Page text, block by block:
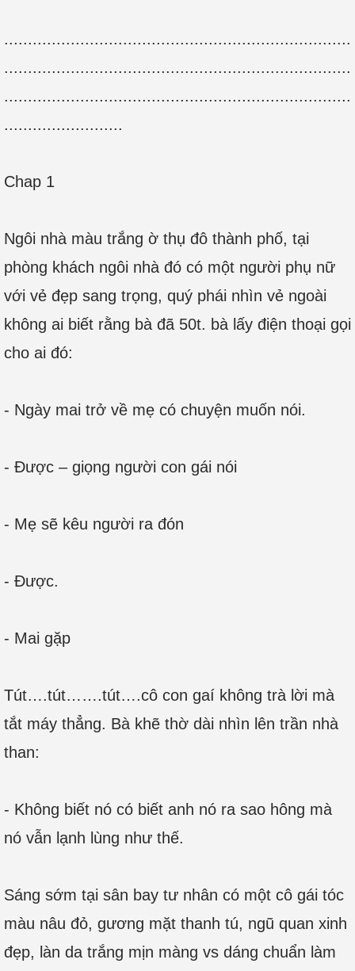
.........................................................................
.........................................................................
.........................................................................
.........................
Chap 1
Ngôi nhà màu trắng ờ thụ đô thành phố, tại
phòng khách ngôi nhà đó có một người phụ nữ
với vẻ đẹp sang trọng, quý phái nhìn vẻ ngoài
không ai biết rằng bà đã 50t. bà lấy điện thoại gọi
cho ai đó:
- Ngày mai trở về mẹ có chuyện muốn nói.
- Được – giọng người con gái nói
- Mẹ sẽ kêu người ra đón
- Được.
- Mai gặp
Tút….tút…….tút….cô con gaí không trà lời mà
tắt máy thẳng. Bà khẽ thờ dài nhìn lên trần nhà
than:
- Không biết nó có biết anh nó ra sao hông mà
nó vẫn lạnh lùng như thế.
Sáng sớm tại sân bay tư nhân có một cô gái tóc
màu nâu đỏ, gương mặt thanh tú, ngũ quan xinh
đẹp, làn da trắng mịn màng vs dáng chuẩn làm